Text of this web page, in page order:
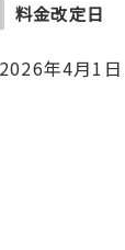
料金改定日
2026年4月1